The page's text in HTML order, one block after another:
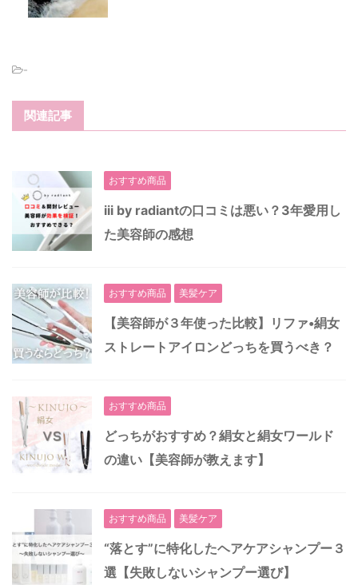
-
関連記事
おすすめ商品
iii by radiantの口コミは悪い？3年愛用し
た美容師の感想
おすすめ商品 美髪ケア
【美容師が３年使った比較】リファ•絹女
ストレートアイロンどっちを買うべき？
おすすめ商品
どっちがおすすめ？絹女と絹女ワールド
の違い【美容師が教えます】
おすすめ商品 美髪ケア
“落とす”に特化したヘアケアシャンプー３
選【失敗しないシャンプー選び】